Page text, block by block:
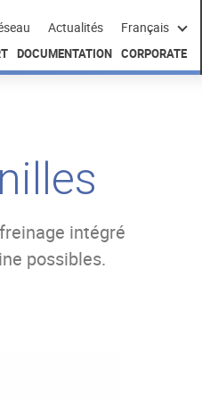
Actualités Français
DOCUMENTATION CORPORATE
intégré
possibles.